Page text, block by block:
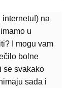
na
u
I mogu vam
bolne
se svakako
sada i